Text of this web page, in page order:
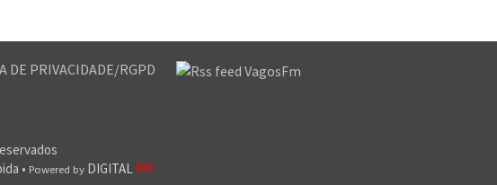
DE PRIVACIDADE/RGPD
• Powered byDIGITAL RM